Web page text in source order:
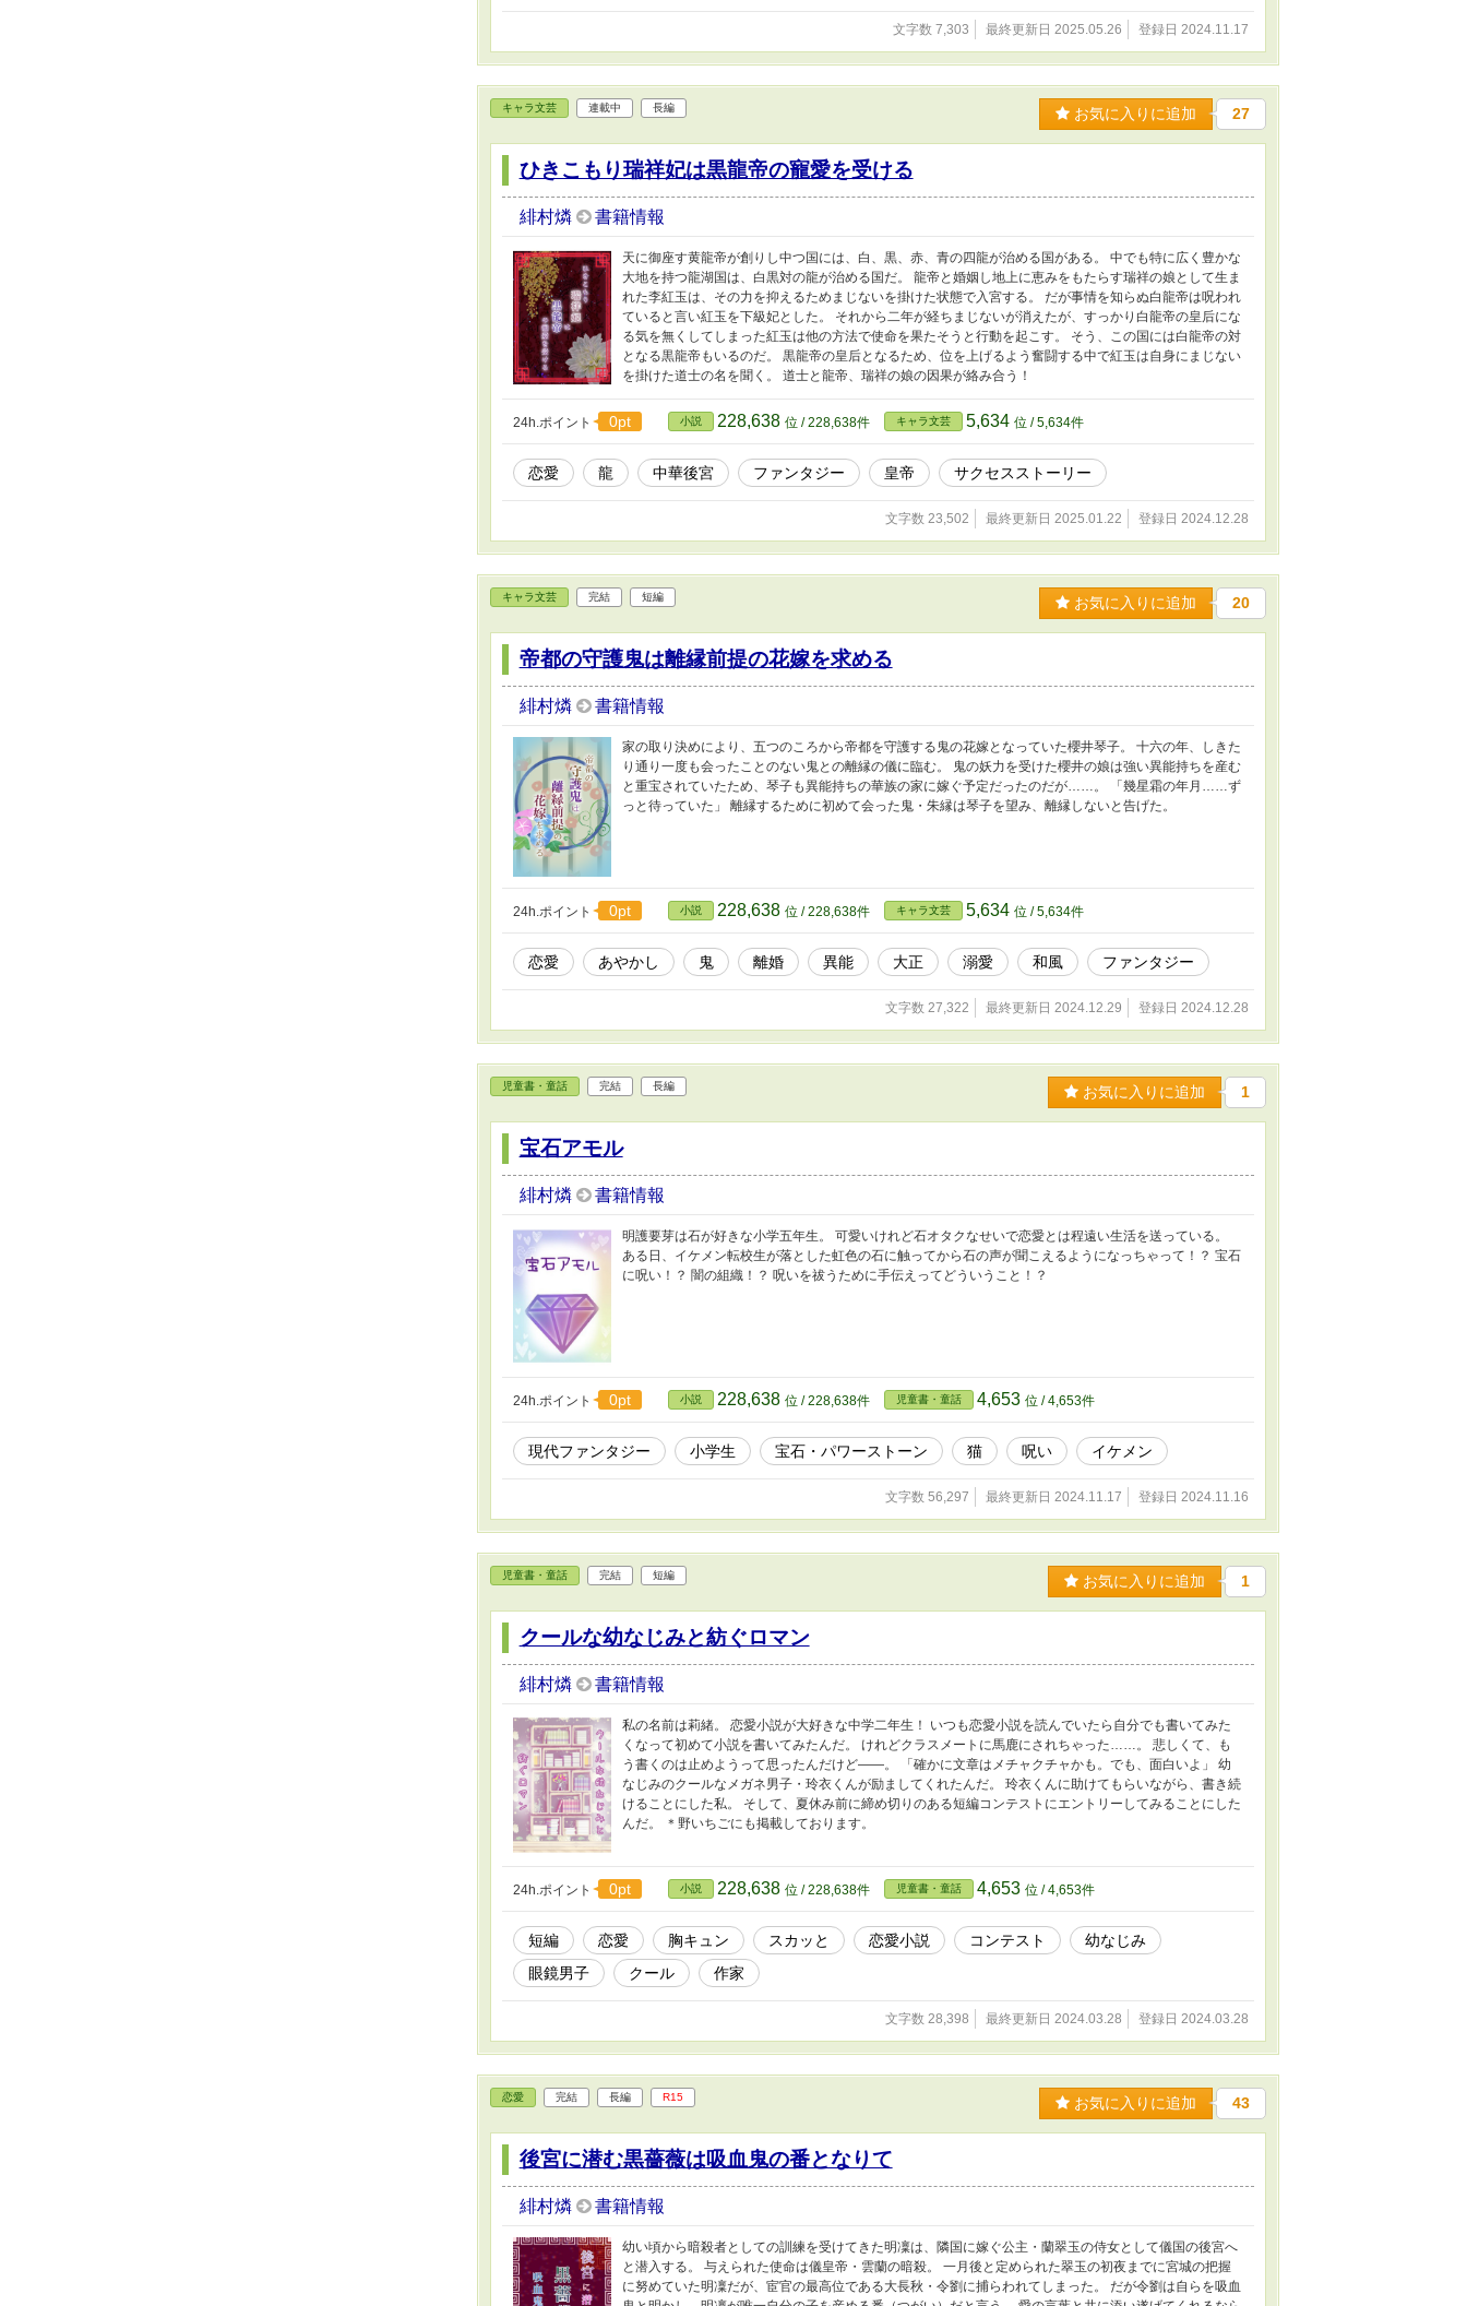
文字数 7,303 最終更新日 2025.05.26 登録日 2024.11.17
キャラ文芸 連載中 長編 お気に入りに追加 27
ひきこもり瑞祥妃は黒龍帝の寵愛を受ける
緋村燐 書籍情報
天に御座す黄龍帝が創りし中つ国には、白、黒、赤、青の四龍が治める国がある。 中でも特に広く豊かな
大地を持つ龍湖国は、白黒対の龍が治める国だ。 龍帝と婚姻し地上に恵みをもたらす瑞祥の娘として生ま
れた李紅玉は、その力を抑えるためまじないを掛けた状態で入宮する。 だが事情を知らぬ白龍帝は呪われ
ていると言い紅玉を下級妃とした。 それから二年が経ちまじないが消えたが、すっかり白龍帝の皇后にな
る気を無くしてしまった紅玉は他の方法で使命を果たそうと行動を起こす。 そう、この国には白龍帝の対
となる黒龍帝もいるのだ。 黒龍帝の皇后となるため、位を上げるよう奮闘する中で紅玉は自身にまじない
を掛けた道士の名を聞く。 道士と龍帝、瑞祥の娘の因果が絡み合う！
24h.ポイント 0pt 小説 228,638 位 / 228,638件 キャラ文芸 5,634 位 / 5,634件
恋愛 龍 中華後宮 ファンタジー 皇帝 サクセスストーリー
文字数 23,502 最終更新日 2025.01.22 登録日 2024.12.28
キャラ文芸 完結 短編 お気に入りに追加 20
帝都の守護鬼は離縁前提の花嫁を求める
緋村燐 書籍情報
家の取り決めにより、五つのころから帝都を守護する鬼の花嫁となっていた櫻井琴子。 十六の年、しきた
り通り一度も会ったことのない鬼との離縁の儀に臨む。 鬼の妖力を受けた櫻井の娘は強い異能持ちを産む
と重宝されていたため、琴子も異能持ちの華族の家に嫁ぐ予定だったのだが……。 「幾星霜の年月……ず
っと待っていた」 離縁するために初めて会った鬼・朱縁は琴子を望み、離縁しないと告げた。
24h.ポイント 0pt 小説 228,638 位 / 228,638件 キャラ文芸 5,634 位 / 5,634件
恋愛 あやかし 鬼 離婚 異能 大正 溺愛 和風 ファンタジー
文字数 27,322 最終更新日 2024.12.29 登録日 2024.12.28
児童書・童話 完結 長編 お気に入りに追加 1
宝石アモル
緋村燐 書籍情報
明護要芽は石が好きな小学五年生。 可愛いけれど石オタクなせいで恋愛とは程遠い生活を送っている。
ある日、イケメン転校生が落とした虹色の石に触ってから石の声が聞こえるようになっちゃって！？ 宝石
に呪い！？ 闇の組織！？ 呪いを祓うために手伝えってどういうこと！？
24h.ポイント 0pt 小説 228,638 位 / 228,638件 児童書・童話 4,653 位 / 4,653件
現代ファンタジー 小学生 宝石・パワーストーン 猫 呪い イケメン
文字数 56,297 最終更新日 2024.11.17 登録日 2024.11.16
児童書・童話 完結 短編 お気に入りに追加 1
クールな幼なじみと紡ぐロマン
緋村燐 書籍情報
私の名前は莉緒。 恋愛小説が大好きな中学二年生！ いつも恋愛小説を読んでいたら自分でも書いてみた
くなって初めて小説を書いてみたんだ。 けれどクラスメートに馬鹿にされちゃった……。 悲しくて、も
う書くのは止めようって思ったんだけど――。 「確かに文章はメチャクチャかも。でも、面白いよ」 幼
なじみのクールなメガネ男子・玲衣くんが励ましてくれたんだ。 玲衣くんに助けてもらいながら、書き続
けることにした私。 そして、夏休み前に締め切りのある短編コンテストにエントリーしてみることにした
んだ。 ＊野いちごにも掲載しております。
24h.ポイント 0pt 小説 228,638 位 / 228,638件 児童書・童話 4,653 位 / 4,653件
短編 恋愛 胸キュン スカッと 恋愛小説 コンテスト
幼なじみ
眼鏡男子
クール 作家
文字数 28,398 最終更新日 2024.03.28 登録日 2024.03.28
恋愛 完結 長編 R15 お気に入りに追加 43
後宮に潜む黒薔薇は吸血鬼の番となりて
緋村燐 書籍情報
幼い頃から暗殺者としての訓練を受けてきた明凜は、隣国に嫁ぐ公主・蘭翠玉の侍女として儀国の後宮へ
と潜入する。 与えられた使命は儀皇帝・雲蘭の暗殺。 一月後と定められた翠玉の初夜までに宮城の把握
に努めていた明凜だが、宦官の最高位である大長秋・令劉に捕らわれてしまった。 だが令劉は自らを吸血